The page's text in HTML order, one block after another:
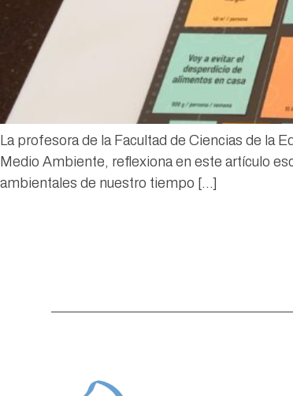
La profesora de la Facultad de Ciencias de la
Medio Ambiente, reflexiona en este artículo
ambientales de nuestro tiempo […]